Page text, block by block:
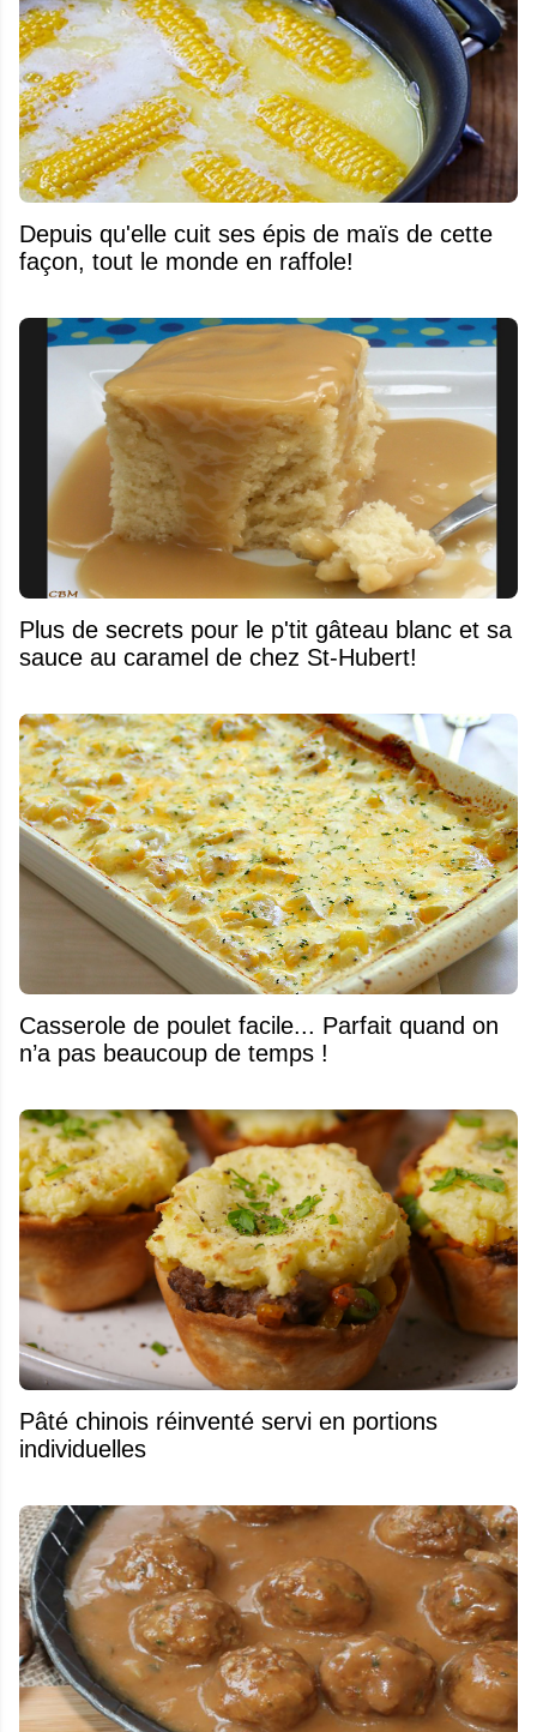
Depuis qu'elle cuit ses épis de maïs de cette
façon, tout le monde en raffole!
Plus de secrets pour le p'tit gâteau blanc et sa
sauce au caramel de chez St-Hubert!
Casserole de poulet facile... Parfait quand on
n’a pas beaucoup de temps !
Pâté chinois réinventé servi en portions
individuelles